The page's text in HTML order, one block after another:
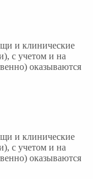
и клинические
с учетом и на
оказываются
и клинические
с учетом и на
оказываются